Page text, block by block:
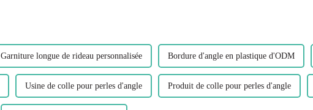
Garniture longue de rideau personnalisée Bordure d'angle en plastique d'ODM
Usine de colle pour perles d'angle Produit de colle pour perles d'angle